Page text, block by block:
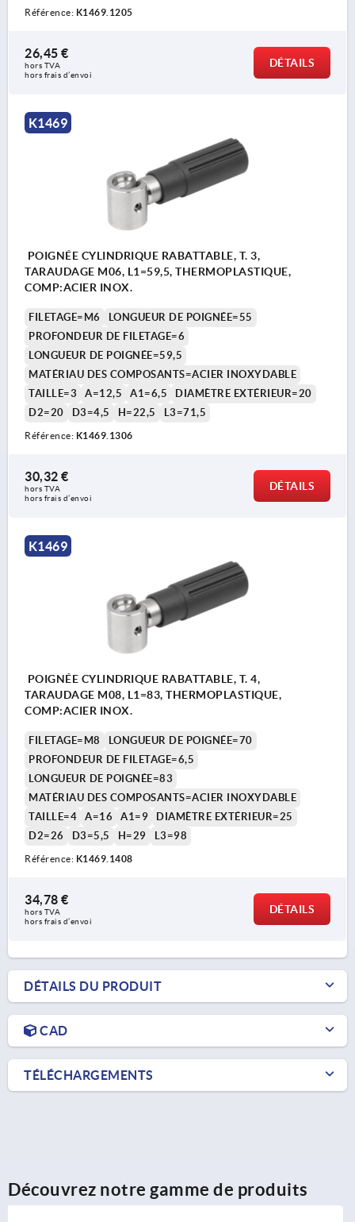
Référence: K1469.1205
26,45 €
hors TVA
hors frais d’envoi
DÉTAILS
K1469
POIGNÉE CYLINDRIQUE RABATTABLE, T. 3,
TARAUDAGE M06, L1=59,5, THERMOPLASTIQUE,
COMP:ACIER INOX.
FILETAGE=M6
LONGUEUR DE POIGNÉE=55
PROFONDEUR DE FILETAGE=6
LONGUEUR DE POIGNÉE=59,5
MATÉRIAU DES COMPOSANTS=ACIER INOXYDABLE
TAILLE=3
A=12,5 A1=6,5
DIAMÈTRE EXTÉRIEUR=20
D2=20
D3=4,5 H=22,5 L3=71,5
Référence: K1469.1306
30,32 €
hors TVA
hors frais d’envoi
DÉTAILS
K1469
POIGNÉE CYLINDRIQUE RABATTABLE, T. 4,
TARAUDAGE M08, L1=83, THERMOPLASTIQUE,
COMP:ACIER INOX.
FILETAGE=M8
LONGUEUR DE POIGNÉE=70
PROFONDEUR DE FILETAGE=6,5
LONGUEUR DE POIGNÉE=83
MATÉRIAU DES COMPOSANTS=ACIER INOXYDABLE
TAILLE=4
A=16 A1=9
DIAMÈTRE EXTÉRIEUR=25
D2=26
D3=5,5 H=29 L3=98
Référence: K1469.1408
34,78 €
hors TVA
hors frais d’envoi
DÉTAILS
DÉTAILS DU PRODUIT
CAD
TÉLÉCHARGEMENTS
Découvrez notre gamme de produits